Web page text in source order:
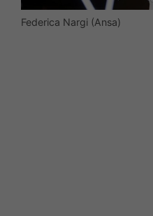
Federica Nargi (Ansa)